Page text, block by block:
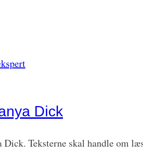
Dick
Teksterne skal handle om